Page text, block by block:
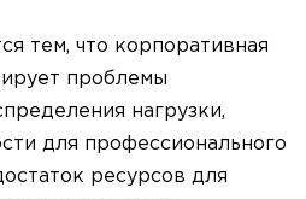
тем, что корпоративная
проблемы
нагрузки,
для профессионального
ресурсов для